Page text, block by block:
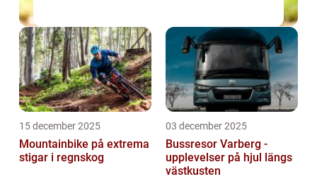
15 december 2025
Mountainbike på extrema
stigar i regnskog
03 december 2025
Bussresor Varberg -
upplevelser på hjul längs
västkusten